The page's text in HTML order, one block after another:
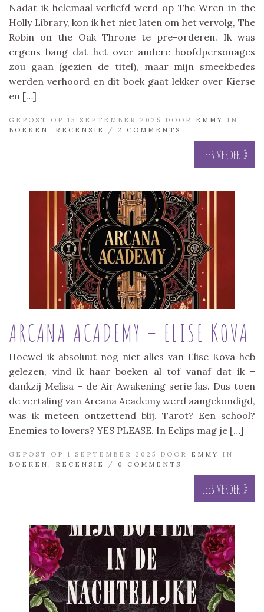
Nadat ik helemaal verliefd werd op The Wren in the
Holly Library, kon ik het niet laten om het vervolg, The
Robin on the Oak Throne te pre-orderen. Ik was
ergens bang dat het over andere hoofdpersonages
zou gaan (gezien de titel), maar mijn smeekbedes
werden verhoord en dit boek gaat lekker over Kierse
en […]
GEPOST OP 15 SEPTEMBER 2025 DOOR EMMY
IN
BOEKEN , RECENSIE / 2 COMMENTS
Lees verder »
ARCANA ACADEMY – ELISE KOVA
Hoewel ik absoluut nog niet alles van Elise Kova heb
gelezen, vind ik haar boeken al tof vanaf dat ik –
dankzij Melisa – de Air Awakening serie las. Dus toen
de vertaling van Arcana Academy werd aangekondigd,
was ik meteen ontzettend blij. Tarot? Een school?
Enemies to lovers? YES PLEASE. In Eclips mag je […]
GEPOST OP 1 SEPTEMBER 2025 DOOR EMMY
IN
BOEKEN , RECENSIE / 0 COMMENTS
Lees verder »